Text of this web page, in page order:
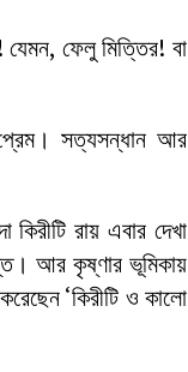
যেমন, ফেলু মিত্তির! বা
সত্যসন্ধান আর
রায় এবার দেখা
আর কৃষ্ণার ভূমিকায়
‘কিরীটি ও কালো